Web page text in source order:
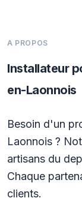
A PROPOS
Installateur
en-Laonnois
Besoin d'un
Laonnois ?
artisans du
Chaque
clients.